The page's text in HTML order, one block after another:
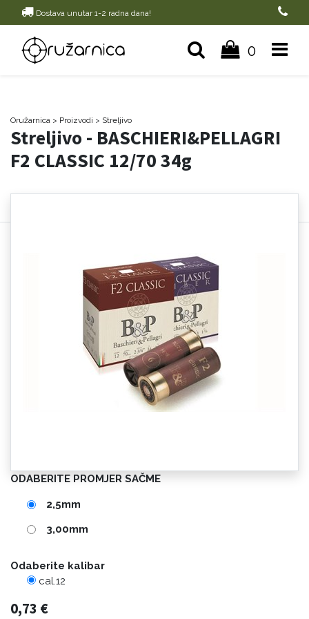
Dostava unutar 1-2 radna dana!
0
Oružarnica > Proizvodi > Streljivo
Streljivo - BASCHIERI&PELLAGRI
F2 CLASSIC 12/70 34g
ODABERITE PROMJER SAČME
2,5mm
3,00mm
Odaberite kalibar
cal.12
0,73 €